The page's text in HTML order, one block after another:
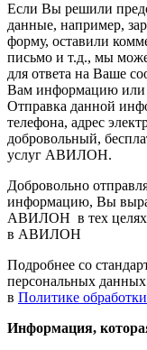
Если Вы решили
данные, например,
форму, оставили
письмо и т.д., мы
для ответа на Ваше
Вам информацию или
Отправка данной
телефона, адрес
добровольный,
услуг АВИЛОН.
Добровольно
информацию, Вы
АВИЛОН в тех целях,
в АВИЛОН
Подробнее со
персональных
в Политике
Информация,